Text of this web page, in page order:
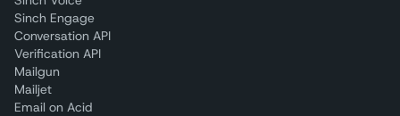
Sinch Engage
Conversation API
Verification API
Mailgun
Mailjet
Email on Acid